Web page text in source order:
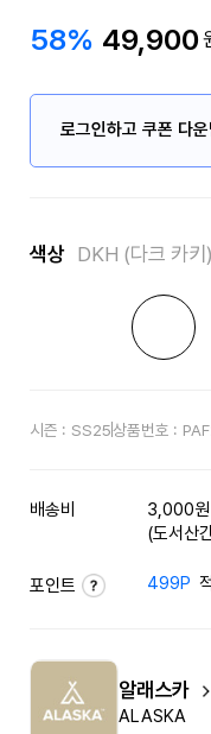
58% 49,900
로그인하고 쿠폰 다운
색상 DKH (다크 카키)
시즌 : SS25상품번호 :
배송비
3,000
(도서산
포인트 499P
알래스카
ALASKA